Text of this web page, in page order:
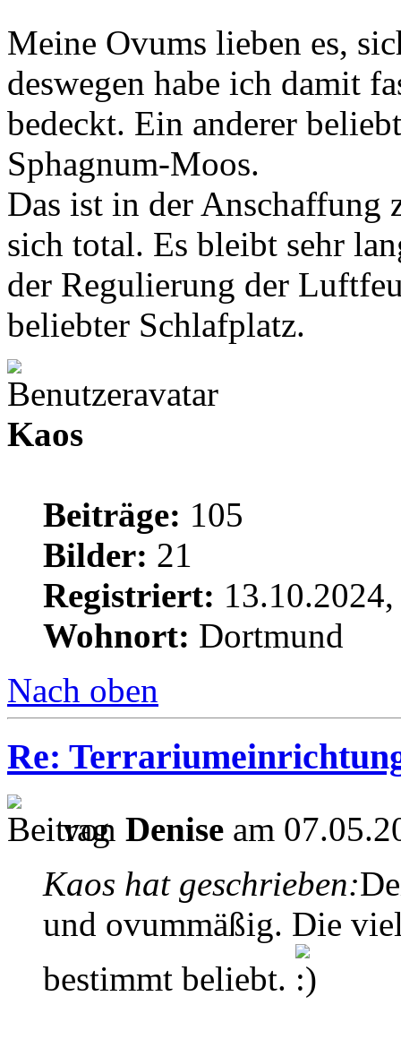
Meine Ovums lieben es,
deswegen habe ich damit
bedeckt. Ein anderer
Sphagnum-Moos.
Das ist in der Anschaffung
sich total. Es bleibt sehr
der Regulierung der
beliebter Schlafplatz.
Kaos
Beiträge: 105
Bilder: 21
Registriert:
Wohnort: Dortmund
Nach oben
Re:
von Denise am
Kaos hat geschrieben:
und ovummäßig. Die
bestimmt beliebt.